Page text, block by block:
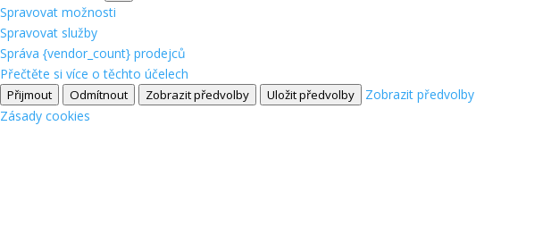
Spravovat možnosti
Spravovat služby
Správa {vendor_count} prodejců
Přečtěte si více o těchto účelech
Přijmout Odmítnout Zobrazit předvolby Uložit předvolby
Zobrazit předvolby
Zásady cookies